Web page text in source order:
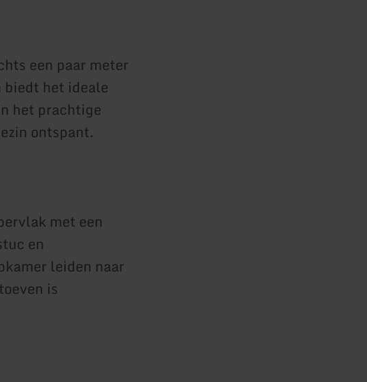
een paar meter
het ideale
het prachtige
ontspant.
met een
en
leiden naar
is